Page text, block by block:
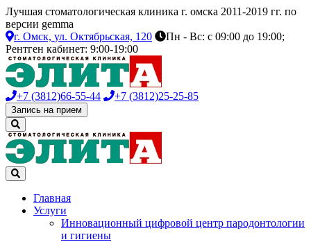
Лучшая стоматологическая клиника г. омска 2011-2019 гг. по
версии gemma
г. Омск, ул. Октябрьская, 120
Пн - Вс: с 09:00 до 19:00;
Рентген кабинет: 9:00-19:00
+7 (3812)66-55-44 +7 (3812)25-25-85
Запись на прием
Главная
Услуги
Инновационный цифровой центр пародонтологии
и гигиены